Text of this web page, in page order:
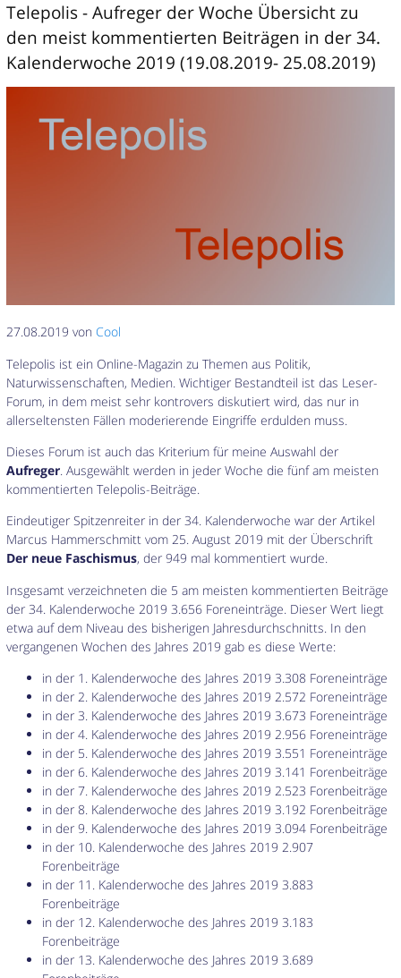
Telepolis - Aufreger der Woche Übersicht zu
den meist kommentierten Beiträgen in der 34.
Kalenderwoche 2019 (19.08.2019- 25.08.2019)
27.08.2019 vonCool
Telepolis ist ein Online-Magazin zu Themen aus Politik,
Naturwissenschaften, Medien. Wichtiger Bestandteil ist das Leser-
Forum, in dem meist sehr kontrovers diskutiert wird, das nur in
allerseltensten Fällen moderierende Eingriffe erdulden muss.
Dieses Forum ist auch das Kriterium für meine Auswahl der
Aufreger. Ausgewählt werden in jeder Woche die fünf am meisten
kommentierten Telepolis-Beiträge.
Eindeutiger Spitzenreiter in der 34. Kalenderwoche war der Artikel
Marcus Hammerschmitt vom 25. August 2019 mit der Überschrift
Der neue Faschismus, der 949 mal kommentiert wurde.
Insgesamt verzeichneten die 5 am meisten kommentierten Beiträge
der 34. Kalenderwoche 2019 3.656 Foreneinträge. Dieser Wert liegt
etwa auf dem Niveau des bisherigen Jahresdurchschnitts. In den
vergangenen Wochen des Jahres 2019 gab es diese Werte:
in der 1. Kalenderwoche des Jahres 2019 3.308 Foreneinträge
in der 2. Kalenderwoche des Jahres 2019 2.572 Foreneinträge
in der 3. Kalenderwoche des Jahres 2019 3.673 Foreneinträge
in der 4. Kalenderwoche des Jahres 2019 2.956 Foreneinträge
in der 5. Kalenderwoche des Jahres 2019 3.551 Foreneinträge
in der 6. Kalenderwoche des Jahres 2019 3.141 Forenbeiträge
in der 7. Kalenderwoche des Jahres 2019 2.523 Forenbeiträge
in der 8. Kalenderwoche des Jahres 2019 3.192 Forenbeiträge
in der 9. Kalenderwoche des Jahres 2019 3.094 Forenbeiträge
in der 10. Kalenderwoche des Jahres 2019 2.907
Forenbeiträge
in der 11. Kalenderwoche des Jahres 2019 3.883
Forenbeiträge
in der 12. Kalenderwoche des Jahres 2019 3.183
Forenbeiträge
in der 13. Kalenderwoche des Jahres 2019 3.689